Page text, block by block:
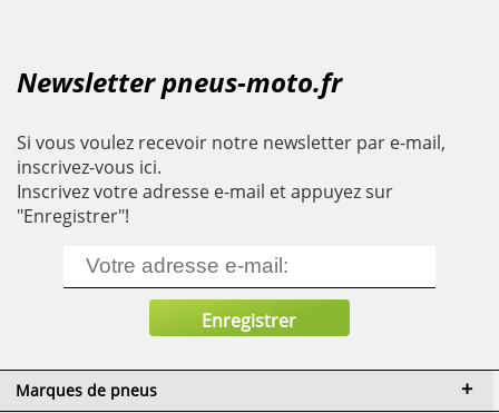
Newsletter pneus-moto.fr
Si vous voulez recevoir notre newsletter par e-mail,
inscrivez-vous ici.
Inscrivez votre adresse e-mail et appuyez sur
"Enregistrer"!
Marques de pneus